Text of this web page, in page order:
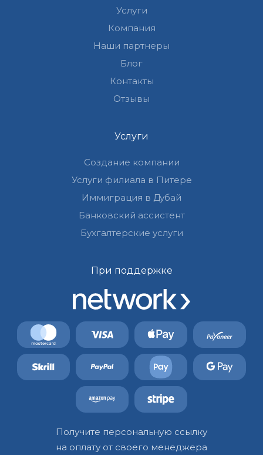
Услуги
Компания
Наши партнеры
Блог
Контакты
Отзывы
Услуги
Создание компании
Услуги филиала в Питере
Иммиграция в Дубай
Банковский ассистент
Бухгалтерские услуги
При поддержке
Получите персональную ссылку
на оплату от своего менеджера